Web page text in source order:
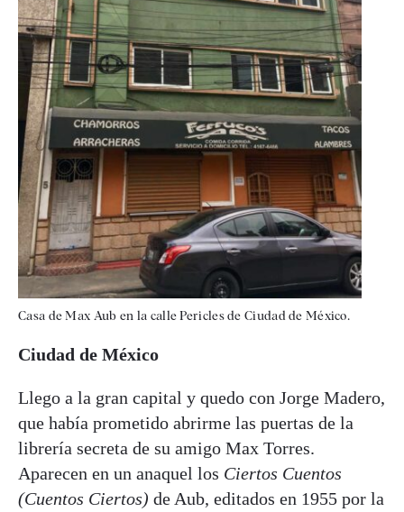
Casa de Max Aub en la calle Pericles de Ciudad de México.
Ciudad de México
Llego a la gran capital y quedo con Jorge Madero,
que había prometido abrirme las puertas de la
librería secreta de su amigo Max Torres.
Aparecen en un anaquel los Ciertos Cuentos
(Cuentos Ciertos) de Aub, editados en 1955 por la